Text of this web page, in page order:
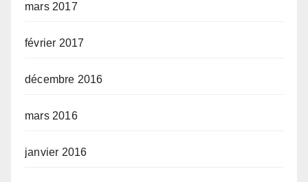
mars 2017
février 2017
décembre 2016
mars 2016
janvier 2016